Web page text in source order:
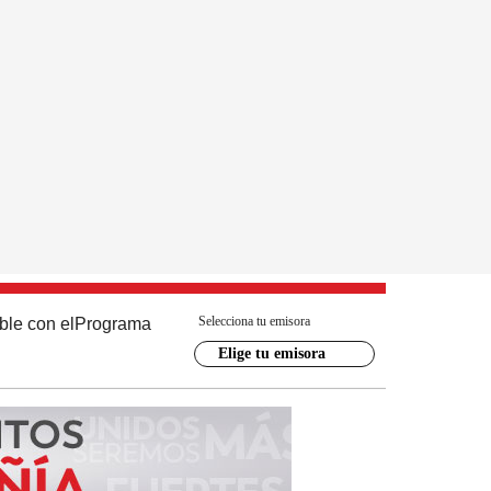
con el Programa Selecciona tu emisora
Elige tu emisora